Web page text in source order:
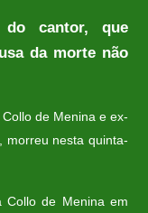
do cantor, que
da morte não
de Menina e ex-
morreu nesta quinta-
Collo de Menina em